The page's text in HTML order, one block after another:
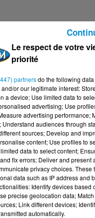
PODCASTS
24 juillet 2026
Les Zinformés -
Le respect de votre
priorité
partnersdo the following
or our legitimate interest:
a device; Use limited data to
advertising; Use
advertising performance;
Understand audiences through
sources; Develop and
content; Use profiles to
data to select content;
fix errors; Deliver and present
privacy choices. These
data such as IP address and
Identify devices based
precise geolocation data;
Link different devices;
automatically.